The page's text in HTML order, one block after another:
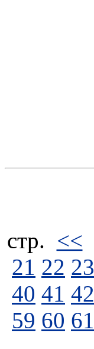
стp. <<
21 22 23
40 41 42
59 60 61